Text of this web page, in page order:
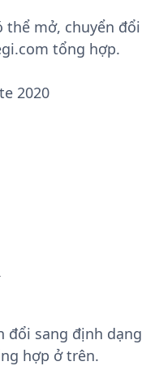
thể mở, chuyển đổi
tổng hợp.
2020
đổi sang định dạng
hợp ở trên.